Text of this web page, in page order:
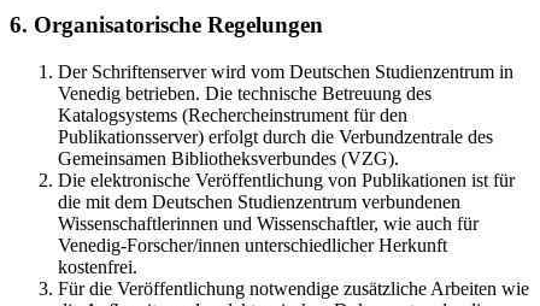
6. Organisatorische Regelungen
Der Schriftenserver wird vom Deutschen Studienzentrum in
Venedig betrieben. Die technische Betreuung des
Katalogsystems (Rechercheinstrument für den
Publikationsserver) erfolgt durch die Verbundzentrale des
Gemeinsamen Bibliotheksverbundes (VZG).
Die elektronische Veröffentlichung von Publikationen ist für
die mit dem Deutschen Studienzentrum verbundenen
Wissenschaftlerinnen und Wissenschaftler, wie auch für
Venedig-Forscher/innen unterschiedlicher Herkunft
kostenfrei.
Für die Veröffentlichung notwendige zusätzliche Arbeiten wie